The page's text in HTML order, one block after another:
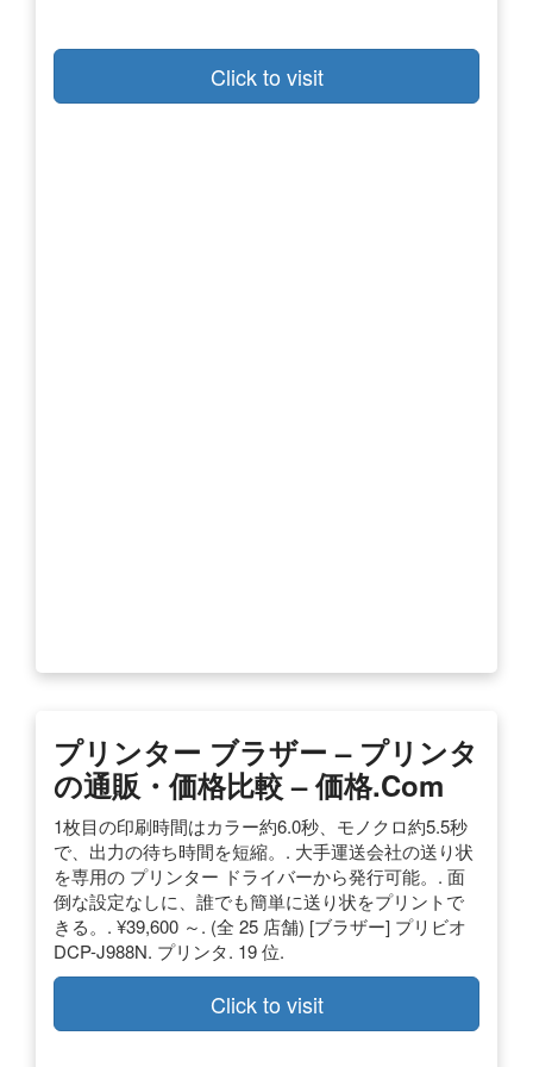
Click to visit
プリンター ブラザー – プリンタ
の通販・価格比較 – 価格.com
1枚目の印刷時間はカラー約6.0秒、モノクロ約5.5秒
で、出力の待ち時間を短縮。. 大手運送会社の送り状
を専用の プリンター ドライバーから発行可能。. 面
倒な設定なしに、誰でも簡単に送り状をプリントで
きる。. ¥39,600 ～. (全 25 店舗) [ブラザー] プリビオ
DCP-J988N. プリンタ. 19 位.
Click to visit